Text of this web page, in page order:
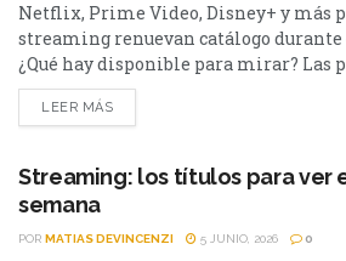
Netflix, Prime Video, Disney+ y más
streaming renuevan catálogo durante
¿Qué hay disponible para mirar? Las
fuerte con una batería de
producciones locales y adaptaciones
el menú tiene de todo. I Will Find You
encontraré es una miniserie basada
LEER MÁS
Streaming: los títulos para ver
semana
POR MATIAS DEVINCENZI 5 JUNIO, 2026 0